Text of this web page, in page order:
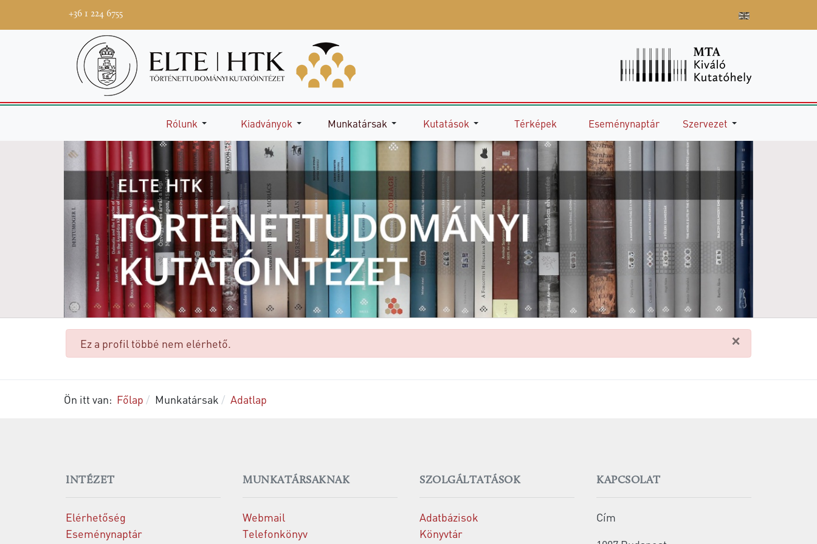
+36 1 224 6755
Rólunk Kiadványok Munkatársak Kutatások Térképek Eseménynaptár Szervezet
×
danger
Ez a profil többé nem elérhető.
Ön itt van: Főlap Munkatársak Adatlap
INTÉZET
Elérhetőség
Eseménynaptár
MUNKATÁRSAKNAK
Webmail
Telefonkönyv
SZOLGÁLTATÁSOK
Adatbázisok
Könyvtár
KAPCSOLAT
Cím